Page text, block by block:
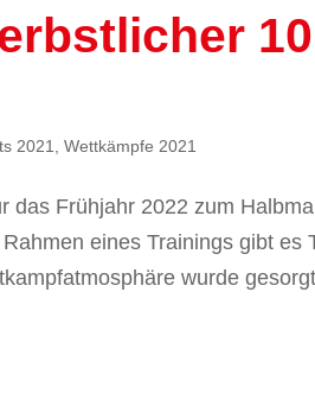
2021,Wettkämpfe 2021
das Frühjahr 2022 zum
eines Trainings gibt es
wurde